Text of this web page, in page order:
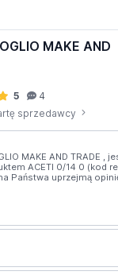
MAKE AND
5
4
sprzedawcy